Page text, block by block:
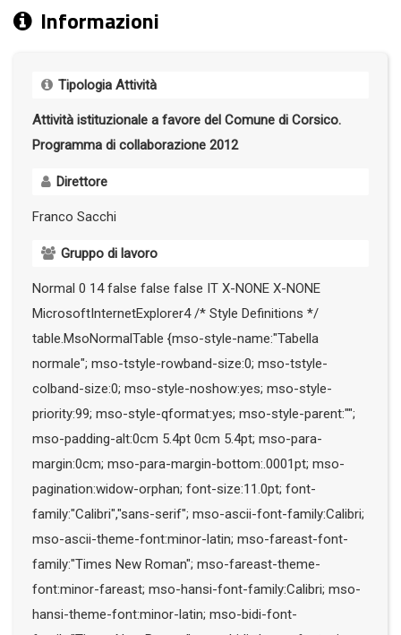
Informazioni
Tipologia Attività
Attività istituzionale a favore del Comune di Corsico.
Programma di collaborazione 2012
Direttore
Franco Sacchi
Gruppo di lavoro
Normal 0 14 false false false IT X-NONE X-NONE
MicrosoftInternetExplorer4/* Style Definitions */
table.MsoNormalTable {mso-style-name:"Tabella
normale"; mso-tstyle-rowband-size:0; mso-tstyle-
colband-size:0; mso-style-noshow:yes; mso-style-
priority:99; mso-style-qformat:yes; mso-style-parent:"";
mso-padding-alt:0cm 5.4pt 0cm 5.4pt; mso-para-
margin:0cm; mso-para-margin-bottom:.0001pt; mso-
pagination:widow-orphan; font-size:11.0pt; font-
family:"Calibri","sans-serif"; mso-ascii-font-family:Calibri;
mso-ascii-theme-font:minor-latin; mso-fareast-font-
family:"Times New Roman"; mso-fareast-theme-
font:minor-fareast; mso-hansi-font-family:Calibri; mso-
hansi-theme-font:minor-latin; mso-bidi-font-